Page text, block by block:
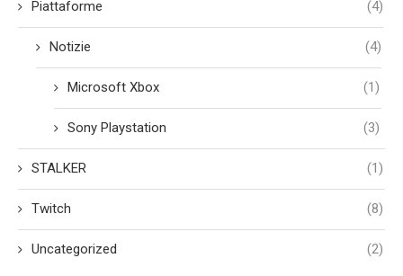
Piattaforme (4)
Notizie (4)
Microsoft Xbox (1)
Sony Playstation (3)
STALKER (1)
Twitch (8)
Uncategorized (2)